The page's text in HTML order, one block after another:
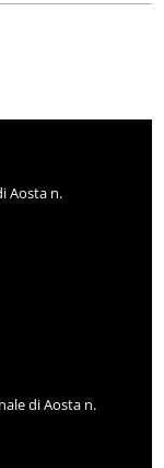
Aosta n.
di Aosta n.